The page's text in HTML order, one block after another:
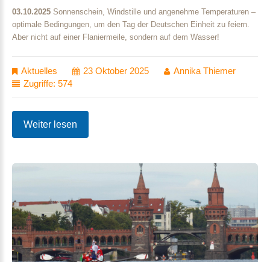
03.10.2025 Sonnenschein, Windstille und angenehme Temperaturen –
optimale Bedingungen, um den Tag der Deutschen Einheit zu feiern.
Aber nicht auf einer Flaniermeile, sondern auf dem Wasser!
Aktuelles 23 Oktober 2025
Annika Thiemer
Zugriffe: 574
Weiter lesen